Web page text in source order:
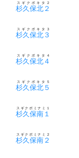
杉久保北２
スギクボキタ２
杉久保北３
スギクボキタ３
杉久保北４
スギクボキタ４
杉久保北５
スギクボキタ５
杉久保南１
スギクボミナミ１
杉久保南２
スギクボミナミ２